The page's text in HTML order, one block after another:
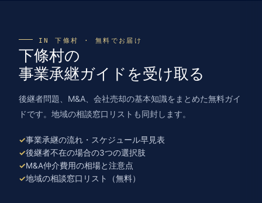
IN 下條村 · 無料でお届け
下條村の
事業承継ガイドを受け取る
後継者問題、M&A、会社売却の基本知識をまとめた無料ガイ
ドです。地域の相談窓口リストも同封します。
事業承継の流れ・スケジュール早見表
後継者不在の場合の3つの選択肢
M&A仲介費用の相場と注意点
地域の相談窓口リスト（無料）